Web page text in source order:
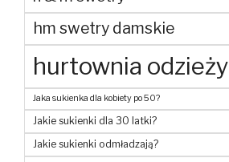
hm swetry damskie
hurtownia odzieży
Jaka sukienka dla kobiety po 50?
Jakie sukienki dla 30 latki?
Jakie sukienki odmładzają?